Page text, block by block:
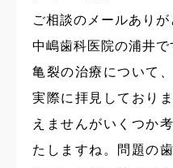
ご相談のメールありが
中嶋歯科医院の浦井で
亀裂の治療について
実際に拝見しており
えませんがいくつか
たしますね。問題の